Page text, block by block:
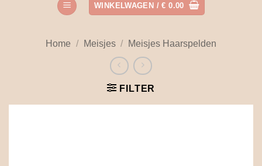
WINKELWAGEN /€ 0.00
Home / Meisjes / Meisjes Haarspelden
FILTER